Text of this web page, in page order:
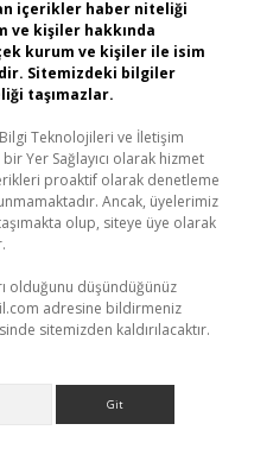
içerikler haber niteliği
ve kişiler hakkında
kurum ve kişiler ile isim
Sitemizdeki bilgiler
taşımazlar.
Bilgi Teknolojileri ve İletişim
Yer Sağlayıcı olarak hizmet
proaktif olarak denetleme
Ancak, üyelerimiz
olup, siteye üye olarak
olduğunu düşündüğünüz
adresine bildirmeniz
sitemizden kaldırılacaktır.